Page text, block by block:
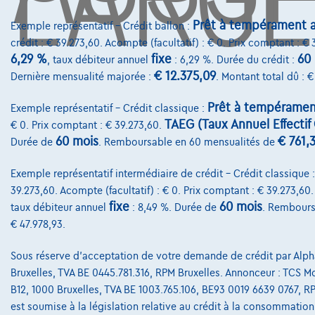
Exemple représentatif – Crédit ballon : Prêt à tempérament
crédit : € 39.273,60. Acompte (facultatif) : € 0. Prix comptant : €
6,29 %, taux débiteur annuel fixe : 6,29 %. Durée du crédit : 60
Dernière mensualité majorée : € 12.375,09. Montant total dû : €
Exemple représentatif – Crédit classique : Prêt à
€ 0. Prix comptant : € 39.273,60. TAEG (Taux Annuel Effectif
Durée de 60 mois . Remboursable en 60 mensualités de €
Exemple représentatif intermédiaire de crédit – Crédit classique
39.273,60. Acompte (facultatif) : € 0. Prix comptant : €
taux débiteur annuel fixe : 8,49 %. Durée de 60 mois .
€ 47.978,93.
Sous réserve d'acceptation de votre demande de crédit par
Bruxelles, TVA BE 0445.781.316, RPM Bruxelles. Annonceur :
B12, 1000 Bruxelles, TVA BE 1003.765.106, BE93 0019 6639
est soumise à la législation relative au crédit à la